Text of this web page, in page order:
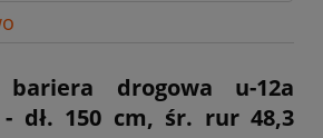
bariera drogowa u-12a
dł. 150 cm, śr. rur 48,3